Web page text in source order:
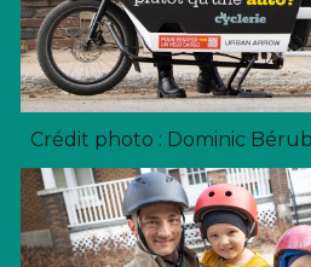
Crédit photo : Dominic